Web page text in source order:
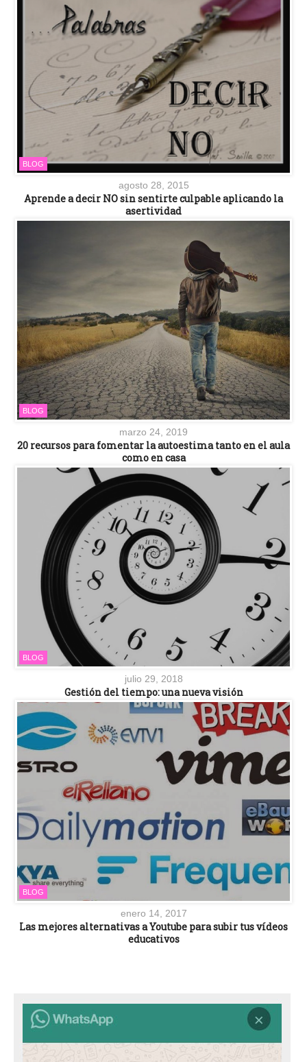
BLOG
agosto 28, 2015
Aprende a decir NO sin sentirte culpable aplicando la
asertividad
BLOG
marzo 24, 2019
20 recursos para fomentar la autoestima tanto en el aula
como en casa
BLOG
julio 29, 2018
Gestión del tiempo: una nueva visión
BLOG
enero 14, 2017
Las mejores alternativas a Youtube para subir tus vídeos
educativos